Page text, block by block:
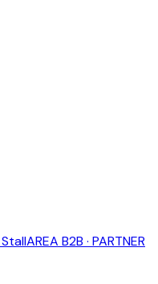
AREA B2B · PARTNER